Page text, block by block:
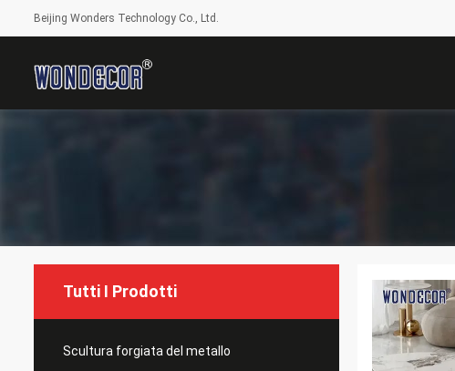
Beijing Wonders Technology Co., Ltd.
Tutti I Prodotti
Scultura forgiata del metallo